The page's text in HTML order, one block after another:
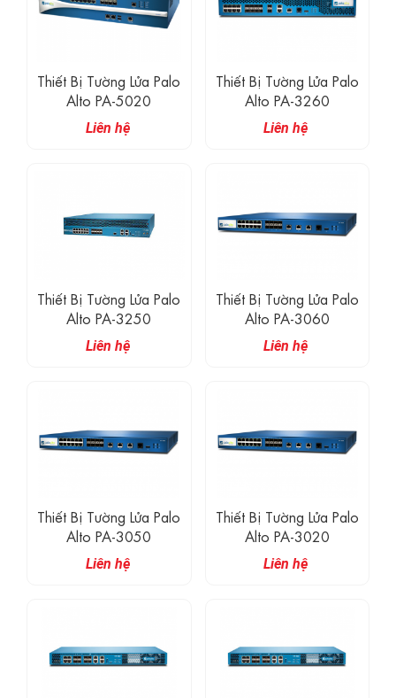
Thiết Bị Tường Lửa Palo
Alto PA-5020
Liên hệ
Thiết Bị Tường Lửa Palo
Alto PA-3260
Liên hệ
Thiết Bị Tường Lửa Palo
Alto PA-3250
Liên hệ
Thiết Bị Tường Lửa Palo
Alto PA-3060
Liên hệ
Thiết Bị Tường Lửa Palo
Alto PA-3050
Liên hệ
Thiết Bị Tường Lửa Palo
Alto PA-3020
Liên hệ